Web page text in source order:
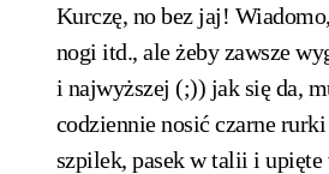
Kurczę, no bez jaj!
nogi itd., ale żeby zawsze
i najwyższej (;)) jak się da,
codziennie nosić czarne
szpilek, pasek w talii i upięte